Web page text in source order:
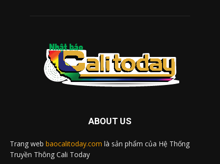
ABOUT US
Trang web baocalitoday.com là sản phẩm của Hệ Thống
Truyền Thông Cali Today